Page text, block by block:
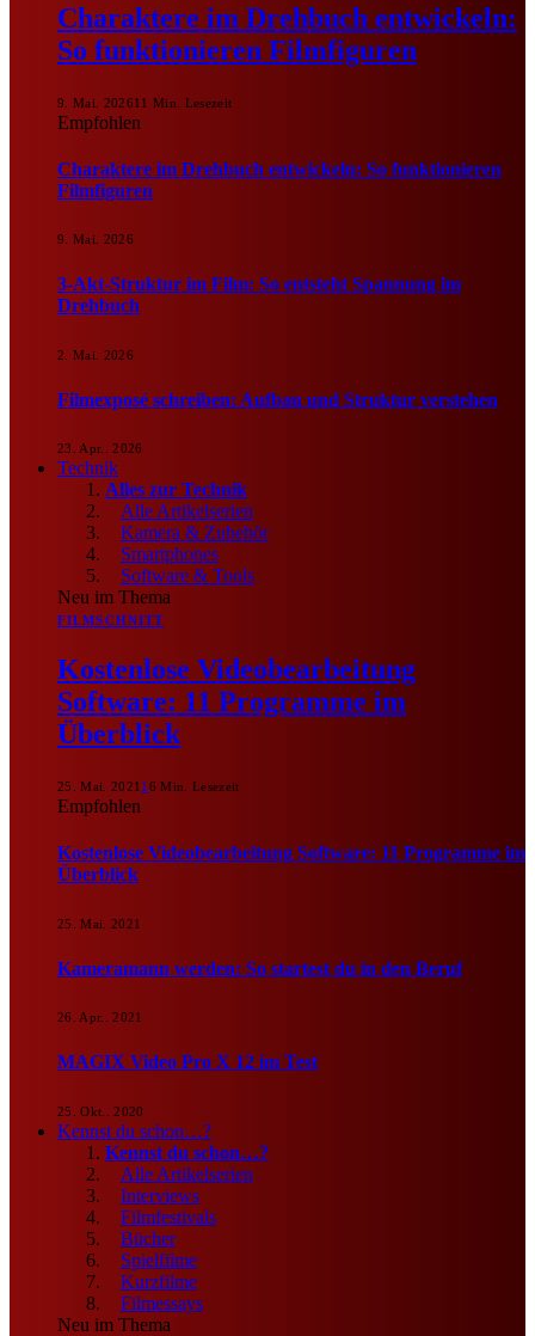
Charaktere im Drehbuch entwickeln:
So funktionieren Filmfiguren
9. Mai. 202611 Min. Lesezeit
Empfohlen
Charaktere im Drehbuch entwickeln: So funktionieren
Filmfiguren
9. Mai. 2026
3-Akt-Struktur im Film: So entsteht Spannung im
Drehbuch
2. Mai. 2026
Filmexposé schreiben: Aufbau und Struktur verstehen
23. Apr.. 2026
Technik
Alles zur Technik
Alle Artikelserien
Kamera & Zubehör
Smartphones
Software & Tools
Neu im Thema
FILMSCHNITT
Kostenlose Videobearbeitung
Software: 11 Programme im
Überblick
25. Mai. 2021 1 6 Min. Lesezeit
Empfohlen
Kostenlose Videobearbeitung Software: 11 Programme im
Überblick
25. Mai. 2021
Kameramann werden: So startest du in den Beruf
26. Apr.. 2021
MAGIX Video Pro X 12 im Test
25. Okt.. 2020
Kennst du schon…?
Kennst du schon…?
Alle Artikelserien
Interviews
Filmfestivals
Bücher
Spielfilme
Kurzfilme
Filmessays
Neu im Thema